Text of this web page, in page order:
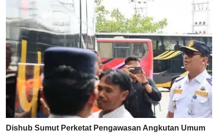
Dishub Sumut Perketat Pengawasan Angkutan Umum